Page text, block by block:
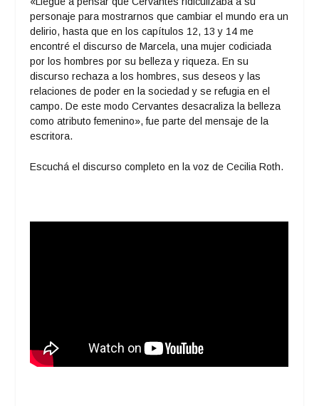
personaje para mostrarnos que cambiar el mundo era un
delirio, hasta que en los capítulos 12, 13 y 14 me
encontré el discurso de Marcela, una mujer codiciada
por los hombres por su belleza y riqueza. En su
discurso rechaza a los hombres, sus deseos y las
relaciones de poder en la sociedad y se refugia en el
campo. De este modo Cervantes desacraliza la belleza
como atributo femenino», fue parte del mensaje de la
escritora.
Escuchá el discurso completo en la voz de Cecilia Roth.